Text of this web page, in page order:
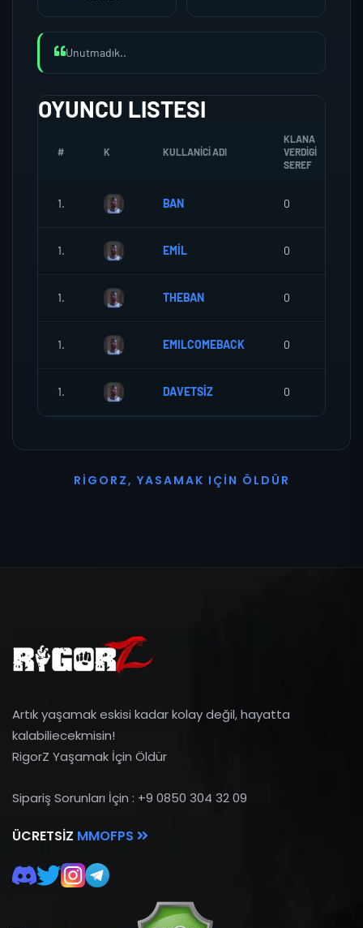
Unutmadık..
OYUNCU LISTESI
# K KULLANICI ADI
KLANA
VERDIGI
SEREF
1. BAN 0
1. EMİL 0
1. THEBAN 0
1. EMILCOMEBACK 0
1. DAVETSİZ 0
R I G O R Z, YASAMAK I ÇI N Ö L D Ü R
Artık yaşamak eskisi kadar kolay değil, hayatta
kalabiliecekmisin!
RigorZ Yaşamak İçin Öldür
Sipariş Sorunları İçin : +9 0850 304 32 09
ÜCRETSIZ MMOFPS